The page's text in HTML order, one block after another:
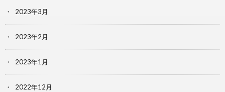
2023年3月
2023年2月
2023年1月
2022年12月